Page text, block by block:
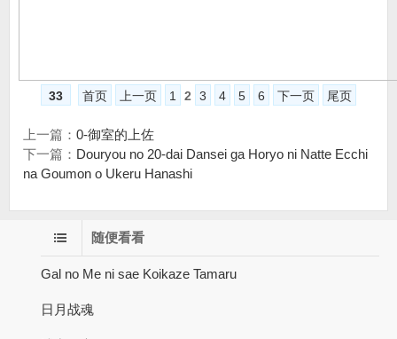
33 首页 上一页 1 2 3 4 5 6 下一页 尾页
上一篇： 0-御室的上佐
下一篇： Douryou no 20-dai Dansei ga Horyo ni Natte Ecchi
na Goumon o Ukeru Hanashi
随便看看
Gal no Me ni sae Koikaze Tamaru
日月战魂